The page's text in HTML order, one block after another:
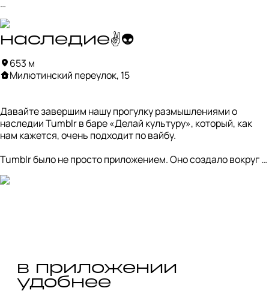
У кого не было Polaroid, добивались того же эффекта через
приложения. Безоговорочным хитом была Retrica.
крута. По пути у нас как раз фотоателье «Перспектива» —
место, пропитанное духом того времени. Здесь можно и
наследие✌️👽
653 м
Милютинский переулок, 15
Давайте завершим нашу прогулку размышлениями о
наследии Tumblr в баре «Делай культуру», который, как
нам кажется, очень подходит по вайбу.
Tumblr было не просто приложением. Оно создало вокруг
себя комьюнити с уникальным визуальным стилем, на
котором росло целое поколение. Нас научили видеть
ненадолго вернуть вас в 2014, ну или хотя бы рассказать о
чем-то новом.
в приложении
удобнее